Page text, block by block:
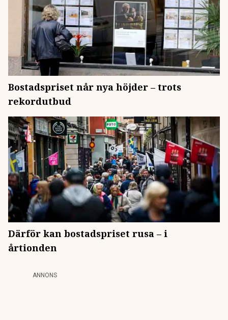
Bostadspriset når nya höjder – trots
rekordutbud
Därför kan bostadspriset rusa – i
årtionden
ANNONS